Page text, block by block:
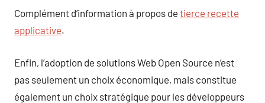
Complément d’information à propos de tierce recette
applicative.
Enfin, l’adoption de solutions Web Open Source n’est
pas seulement un choix économique, mais constitue
également un choix stratégique pour les développeurs